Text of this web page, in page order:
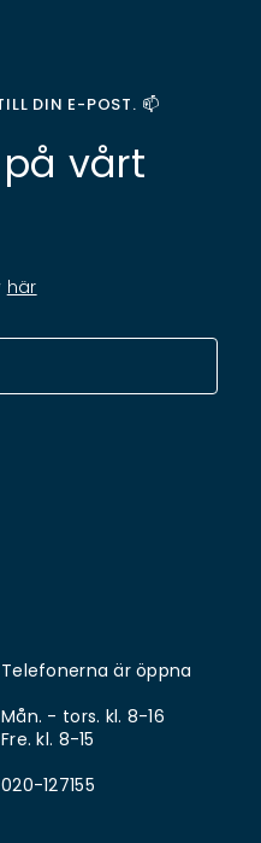
DIN E-POST. 📫
vårt
här
Telefonerna är öppna
Mån. - tors. kl. 8-16
Fre. kl. 8-15
020-127155